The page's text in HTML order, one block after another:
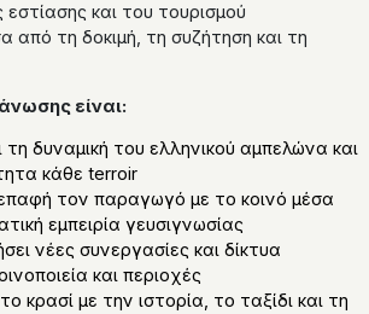
και του τουρισμού
από τη δοκιμή, τη συζήτηση και τη
είναι:
τη δυναμική του ελληνικού αμπελώνα και
κάθε terroir
τον παραγωγό με το κοινό μέσα
εμπειρία γευσιγνωσίας
νέες συνεργασίες και δίκτυα
και περιοχές
κρασί με την ιστορία, το ταξίδι και τη